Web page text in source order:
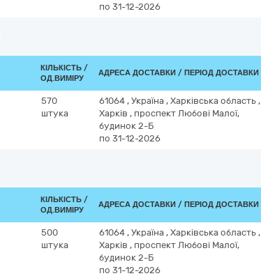
по 31-12-2026
КІЛЬКІСТЬ /
ОД.ВИМІРУ
АДРЕСА ДОСТАВКИ / ПЕРІОД ДОСТАВКИ
570
штука
61064 , Україна , Харківська область ,
Харків , проспект Любові Малої,
будинок 2-Б
по 31-12-2026
КІЛЬКІСТЬ /
ОД.ВИМІРУ
АДРЕСА ДОСТАВКИ / ПЕРІОД ДОСТАВКИ
500
штука
61064 , Україна , Харківська область ,
Харків , проспект Любові Малої,
будинок 2-Б
по 31-12-2026